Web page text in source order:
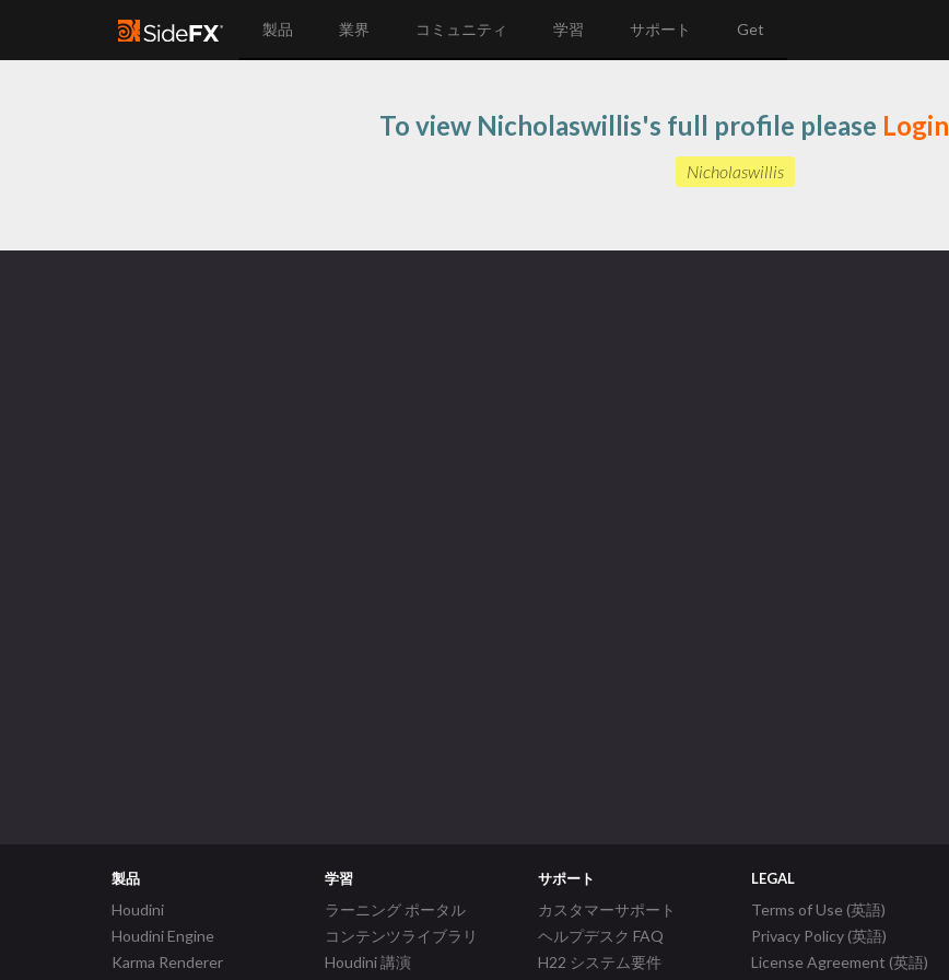
製品 業界 コミュニティ 学習 サポート Get
To view Nicholaswillis's full profile please Login
Nicholaswillis
製品
Houdini
Houdini Engine
Karma Renderer
学習
ラーニング ポータル
コンテンツライブラリ
Houdini 講演
サポート
カスタマーサポート
ヘルプデスク FAQ
H22 システム要件
LEGAL
Terms of Use (英語)
Privacy Policy (英語)
License Agreement (英語)